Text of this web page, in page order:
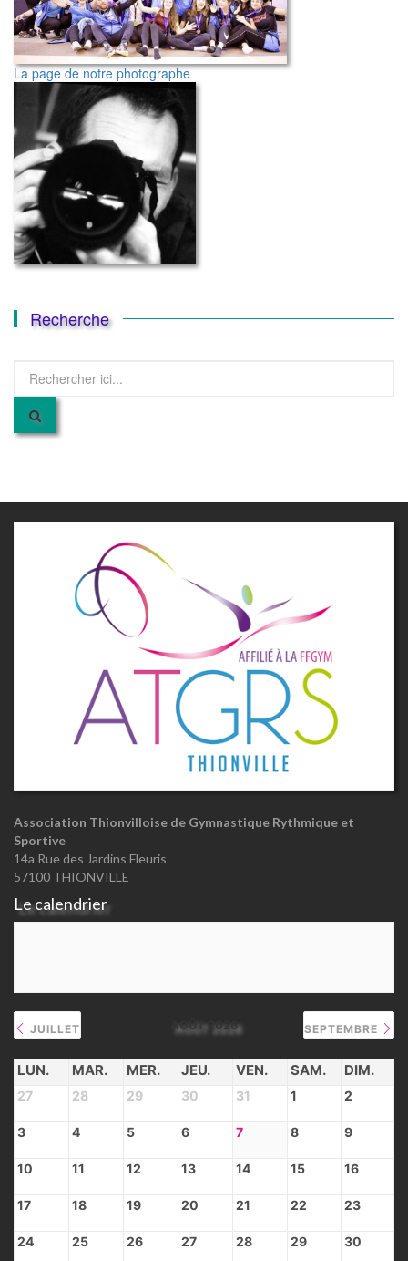
La page de notre photographe
Recherche
pour
Association Thionvilloise de Gymnastique Rythmique et
Sportive
14a Rue des Jardins Fleuris
57100 THIONVILLE
Le calendrier
JUILLET AOÛT 2026 SEPTEMBRE
LUN. MAR. MER. JEU. VEN. SAM. DIM.
27 28 29 30 31 1 2
3 4 5 6 7 8 9
10 11 12 13 14 15 16
17 18 19 20 21 22 23
24 25 26 27 28 29 30